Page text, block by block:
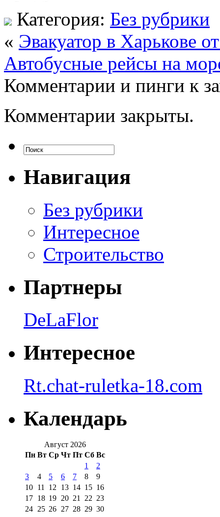
Категория: Без рубрики
« Эвакуатор в Харькове
Автобусные рейсы на
Комментарии и пинги к
Комментарии закрыты.
Навигация
Без рубрики
Интересное
Строительство
Партнеры
DeLaFlor
Интересное
Rt.chat-ruletka-18.com
Календарь
Август 2026
Пн Вт Ср Чт Пт Сб Вс
1
2
3
4 5 6 7 8
9
10 11 12 13 14 15 16
17 18 19 20 21 22 23
24 25 26 27 28 29 30